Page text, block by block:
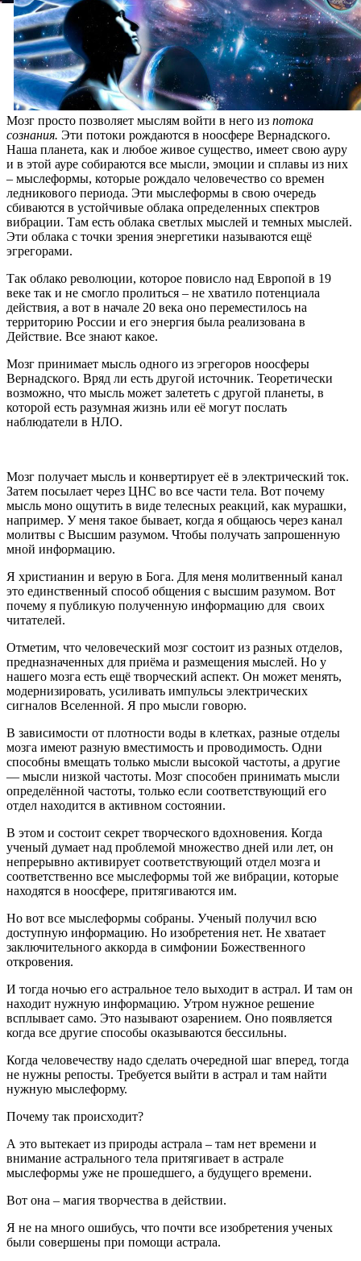
Мозг просто позволяет мыслям войти в него из потока
сознания. Эти потоки рождаются в ноосфере Вернадского.
Наша планета, как и любое живое существо, имеет свою ауру
и в этой ауре собираются все мысли, эмоции и сплавы из них
– мыслеформы, которые рождало человечество со времен
ледникового периода. Эти мыслеформы в свою очередь
сбиваются в устойчивые облака определенных спектров
вибрации. Там есть облака светлых мыслей и темных мыслей.
Эти облака с точки зрения энергетики называются ещё
эгрегорами.
Так облако революции, которое повисло над Европой в 19
веке так и не смогло пролиться – не хватило потенциала
действия, а вот в начале 20 века оно переместилось на
территорию России и его энергия была реализована в
Действие. Все знают какое.
Мозг принимает мысль одного из эгрегоров ноосферы
Вернадского. Вряд ли есть другой источник. Теоретически
возможно, что мысль может залететь с другой планеты, в
которой есть разумная жизнь или её могут послать
наблюдатели в НЛО.
Мозг получает мысль и конвертирует её в электрический ток.
Затем посылает через ЦНС во все части тела. Вот почему
мысль моно ощутить в виде телесных реакций, как мурашки,
например. У меня такое бывает, когда я общаюсь через канал
молитвы с Высшим разумом. Чтобы получать запрошенную
мной информацию.
Я христианин и верую в Бога. Для меня молитвенный канал
это единственный способ общения с высшим разумом. Вот
почему я публикую полученную информацию для своих
читателей.
Отметим, что человеческий мозг состоит из разных отделов,
предназначенных для приёма и размещения мыслей. Но у
нашего мозга есть ещё творческий аспект. Он может менять,
модернизировать, усиливать импульсы электрических
сигналов Вселенной. Я про мысли говорю.
В зависимости от плотности воды в клетках, разные отделы
мозга имеют разную вместимость и проводимость. Одни
способны вмещать только мысли высокой частоты, а другие
— мысли низкой частоты. Мозг способен принимать мысли
определённой частоты, только если соответствующий его
отдел находится в активном состоянии.
В этом и состоит секрет творческого вдохновения. Когда
ученый думает над проблемой множество дней или лет, он
непрерывно активирует соответствующий отдел мозга и
соответственно все мыслеформы той же вибрации, которые
находятся в ноосфере, притягиваются им.
Но вот все мыслеформы собраны. Ученый получил всю
доступную информацию. Но изобретения нет. Не хватает
заключительного аккорда в симфонии Божественного
откровения.
И тогда ночью его астральное тело выходит в астрал. И там он
находит нужную информацию. Утром нужное решение
всплывает само. Это называют озарением. Оно появляется
когда все другие способы оказываются бессильны.
Когда человечеству надо сделать очередной шаг вперед, тогда
не нужны репосты. Требуется выйти в астрал и там найти
нужную мыслеформу.
Почему так происходит?
А это вытекает из природы астрала – там нет времени и
внимание астрального тела притягивает в астрале
мыслеформы уже не прошедшего, а будущего времени.
Вот она – магия творчества в действии.
Я не на много ошибусь, что почти все изобретения ученых
были совершены при помощи астрала.